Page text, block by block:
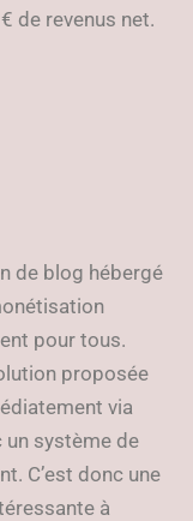
de revenus net.
de blog hébergé
pour tous.
proposée
via
un système de
C’est donc une
à